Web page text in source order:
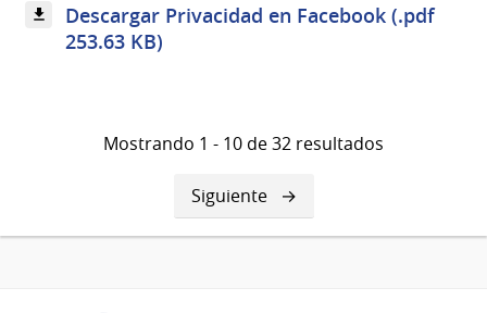
Descargar Privacidad en Facebook (.pdf
253.63 KB)
Mostrando 1 - 10 de 32 resultados
Siguiente
página
Siguiente